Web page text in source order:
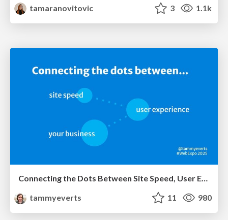
tamaranovitovic
3 1.1k
tammyeverts
11 980